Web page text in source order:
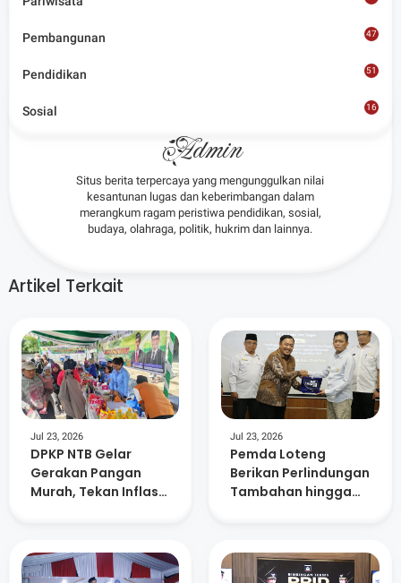
Admin
Situs berita terpercaya yang mengunggulkan nilai
kesantunan lugas dan keberimbangan dalam
merangkum ragam peristiwa pendidikan, sosial,
budaya, olahraga, politik, hukrim dan lainnya.
Artikel Terkait
Jul 23, 2026
DPKP NTB Gelar
Gerakan Pangan
Murah, Tekan Inflasi
Jul 23, 2026
Pemda Loteng
Berikan Perlindungan
Tambahan hingga
Pembangunan 47
Pendidikan 51
Sosial
16